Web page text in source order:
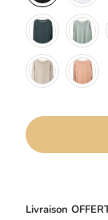
Livraison